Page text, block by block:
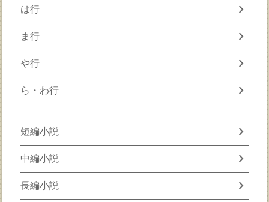
は行 chevron_right
ま行 chevron_right
や行 chevron_right
ら・わ行 chevron_right
短編小説 chevron_right
中編小説 chevron_right
長編小説 chevron_right